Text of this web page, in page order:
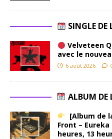
SINGLE DE
Velveteen
avec le
6 août 2026
ALBUM DE
[Album de
Front –
heures, 13